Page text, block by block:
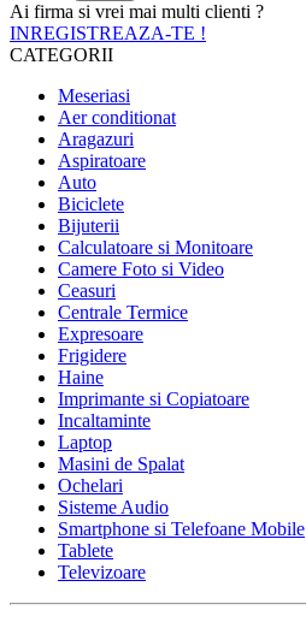
Ai firma si vrei mai multi clienti ?
INREGISTREAZA-TE !
CATEGORII
Meseriasi
Aer conditionat
Aragazuri
Aspiratoare
Auto
Biciclete
Bijuterii
Calculatoare si Monitoare
Camere Foto si Video
Ceasuri
Centrale Termice
Expresoare
Frigidere
Haine
Imprimante si Copiatoare
Incaltaminte
Laptop
Masini de Spalat
Ochelari
Sisteme Audio
Smartphone si Telefoane Mobile
Tablete
Televizoare